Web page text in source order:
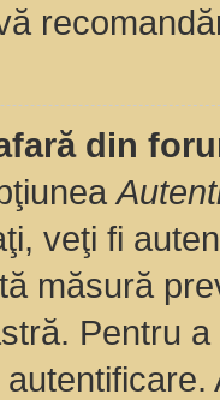
din
veţi fi
măsură
Pentru